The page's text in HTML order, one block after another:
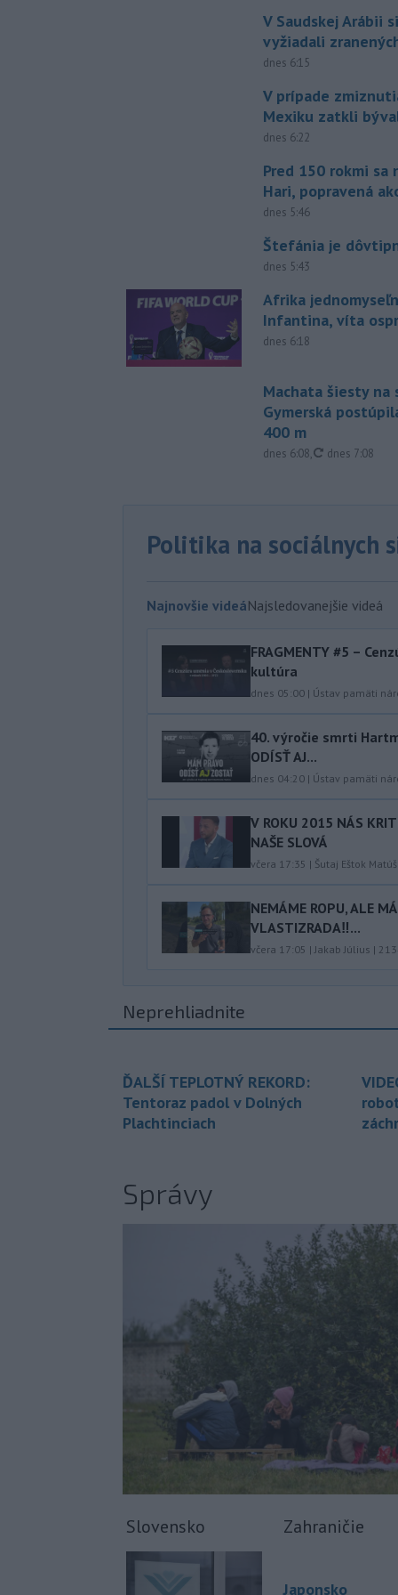
V Saudskej Arábii
vyžiadali
dnes 6:15
V prípade
Mexiku zatkli
dnes 6:22
Pred 150 rokmi sa
Hari, popravená
dnes 5:46
Štefánia je
dnes 5:43
Afrika
Infantina, víta
dnes 6:18
Machata šiesty na
Gymerská
400 m
dnes 6:08, aktualizované
dnes 7:08
Politika na sociálnych
Najnovšie videáNajsledovanejšie videá
FRAGMENTY #5 –
kultúra
dnes 05:00 | Ústav pamäti
40.⁠ ⁠výročie smrti
ODÍSŤ AJ...
dnes 04:20 | Ústav pamäti
V ROKU 2015 NÁS
NAŠE SLOVÁ
včera 17:35 | Šutaj Eštok Matúš
NEMÁME ROPU, ALE
VLASTIZRADA‼️...
včera 17:05 | Jakab Július |
Neprehliadnite
ĎALŠÍ TEPLOTNÝ REKORD:
Tentoraz padol v Dolných
Plachtinciach
Správy
Slovensko Zahraničie
Japonsko